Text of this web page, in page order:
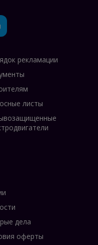
рекламации
листы
дела
оферты